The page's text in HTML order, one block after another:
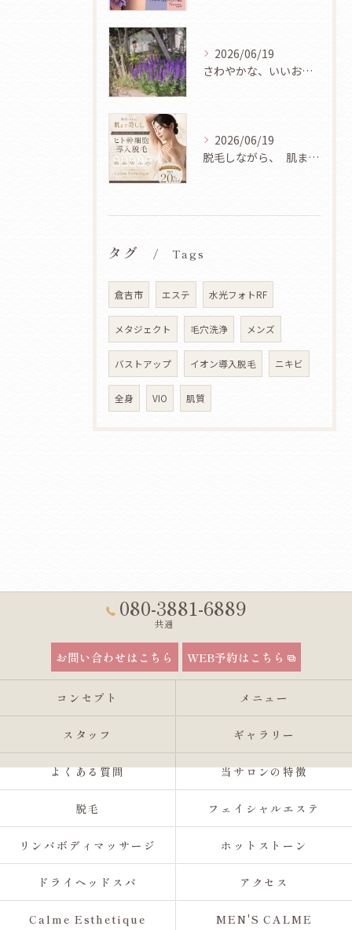
2026/06/19
さわやかな、いいお天気ですね🌿✨
2026/06/19
脱毛しながら、 肌まで美しく✨
タグ Tags
倉吉市 エステ 水光フォトRF
メタジェクト 毛穴洗浄 メンズ
バストアップ イオン導入脱毛 ニキビ
全身 VIO 肌質
080-3881-6889
共通
お問い合わせはこちら WEB予約はこちら
コンセプト メニュー
スタッフ ギャラリー
よくある質問 当サロンの特徴
脱毛 フェイシャルエステ
リンパボディマッサージ ホットストーン
ドライヘッドスパ アクセス
Calme Esthetique MEN'S CALME